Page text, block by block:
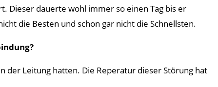
Dieser dauerte wohl immer so einen Tag bis er
die Besten und schon gar nicht die Schnellsten.
der Leitung hatten. Die Reperatur dieser Störung hat